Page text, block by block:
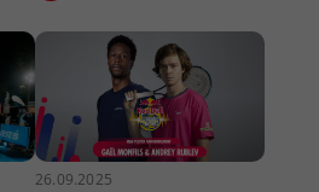
26.09.2025